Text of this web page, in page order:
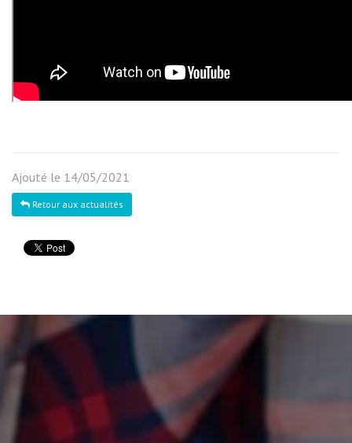
Ajouté le 14/05/2021
Retour aux actualités